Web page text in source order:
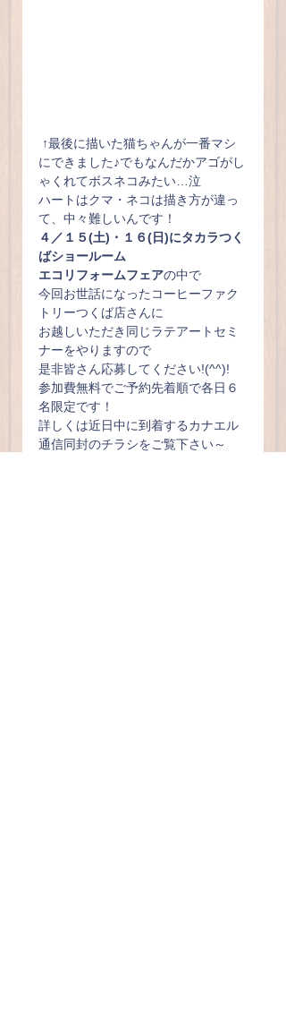
にできました♪でもなんだかアゴがし
ゃくれてボスネコみたい…泣
ハートはクマ・ネコは描き方が違っ
て、中々難しいんです！
４／１５(土)・１６(日)にタカラつく
ばショールーム
エコリフォームフェアの中で
今回お世話になったコーヒーファク
トリーつくば店さんに
お越しいただき同じラテアートセミ
ナーをやりますので
是非皆さん応募してください!(^^)!
参加費無料でご予約先着順で各日６
名限定です！
詳しくは近日中に到着するカナエル
通信同封のチラシをご覧下さい～